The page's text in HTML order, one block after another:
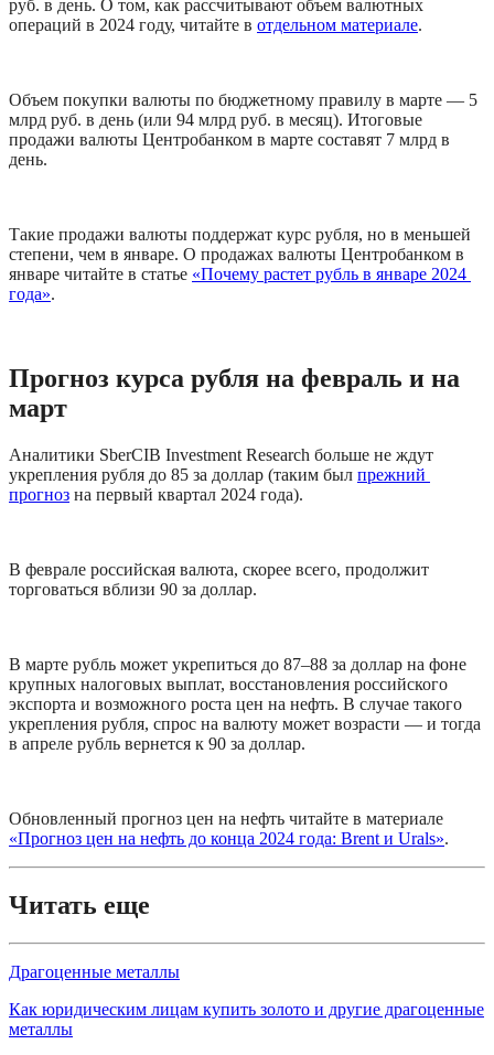
руб. в день. О том, как рассчитывают объем валютных
операций в 2024 году, читайте в отдельном материале.
Объем покупки валюты по бюджетному правилу в марте — 5
млрд руб. в день (или 94 млрд руб. в месяц). Итоговые
продажи валюты Центробанком в марте составят 7 млрд в
день.
Такие продажи валюты поддержат курс рубля, но в меньшей
степени, чем в январе. О продажах валюты Центробанком в
январе читайте в статье «Почему растет рубль в январе 2024
года».
Прогноз курса рубля на февраль и на
март
Аналитики SberCIB Investment Research больше не ждут
укрепления рубля до 85 за доллар (таким был прежний
прогноз на первый квартал 2024 года).
В феврале российская валюта, скорее всего, продолжит
торговаться вблизи 90 за доллар.
В марте рубль может укрепиться до 87–88 за доллар на фоне
крупных налоговых выплат, восстановления российского
экспорта и возможного роста цен на нефть. В случае такого
укрепления рубля, спрос на валюту может возрасти — и тогда
в апреле рубль вернется к 90 за доллар.
«Прогноз цен на нефть до конца 2024 года: Brent и Urals».
Читать еще
Драгоценные металлы
Как юридическим лицам купить золото и другие драгоценные
металлы